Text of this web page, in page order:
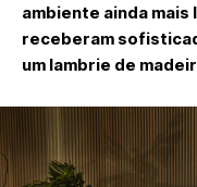
ambiente ainda mais
receberam
um lambrie de